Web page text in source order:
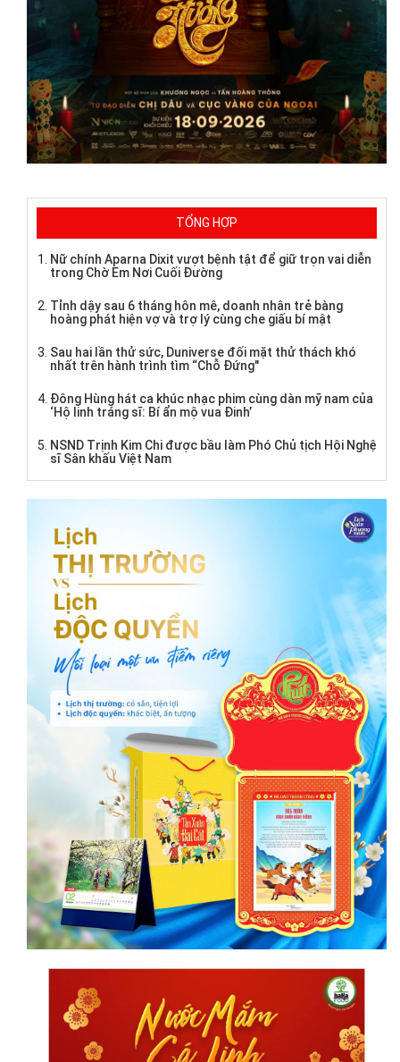
TỔNG HỢP
Nữ chính Aparna Dixit vượt bệnh tật để giữ trọn vai diễn
trong Chờ Em Nơi Cuối Đường
Tỉnh dậy sau 6 tháng hôn mê, doanh nhân trẻ bàng
hoàng phát hiện vợ và trợ lý cùng che giấu bí mật
Sau hai lần thử sức, Duniverse đối mặt thử thách khó
nhất trên hành trình tìm “Chỗ Đứng"
Đông Hùng hát ca khúc nhạc phim cùng dàn mỹ nam của
‘Hộ linh tráng sĩ: Bí ẩn mộ vua Đinh’
NSND Trịnh Kim Chi được bầu làm Phó Chủ tịch Hội Nghệ
sĩ Sân khấu Việt Nam